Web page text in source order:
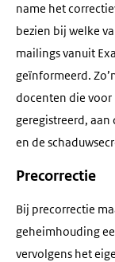
name het
bezien bij welke
mailings vanuit
geïnformeerd.
docenten die voor
geregistreerd, aan
en de
Precorrectie
Bij precorrectie
geheimhouding
vervolgens het